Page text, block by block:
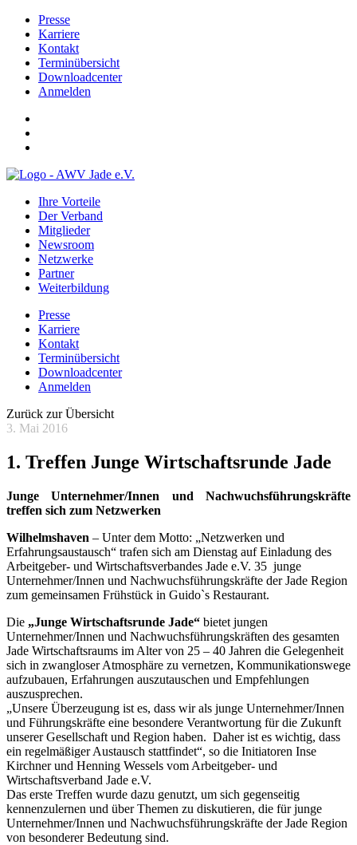
Presse
Karriere
Kontakt
Terminübersicht
Downloadcenter
Anmelden
Ihre Vorteile
Der Verband
Mitglieder
Newsroom
Netzwerke
Partner
Weiterbildung
Presse
Karriere
Kontakt
Terminübersicht
Downloadcenter
Anmelden
Zurück zur Übersicht
3. Mai 2016
1. Treffen Junge Wirtschaftsrunde Jade
Junge Unternehmer/Innen und Nachwuchsführungskräfte
treffen sich zum Netzwerken
Wilhelmshaven – Unter dem Motto: „Netzwerken und
Erfahrungsaustausch“ trafen sich am Dienstag auf Einladung des
Arbeitgeber- und Wirtschaftsverbandes Jade e.V. 35 junge
Unternehmer/Innen und Nachwuchsführungskräfte der Jade Region
zum gemeinsamen Frühstück in Guido`s Restaurant.
Die „Junge Wirtschaftsrunde Jade“ bietet jungen
Unternehmer/Innen und Nachwuchsführungskräften des gesamten
Jade Wirtschaftsraums im Alter von 25 – 40 Jahren die Gelegenheit
sich in zwangloser Atmosphäre zu vernetzen, Kommunikationswege
aufzubauen, Erfahrungen auszutauschen und Empfehlungen
auszusprechen.
„Unsere Überzeugung ist es, dass wir als junge Unternehmer/Innen
und Führungskräfte eine besondere Verantwortung für die Zukunft
unserer Gesellschaft und Region haben. Daher ist es wichtig, dass
ein regelmäßiger Austausch stattfindet“, so die Initiatoren Inse
Kirchner und Henning Wessels vom Arbeitgeber- und
Wirtschaftsverband Jade e.V.
Das erste Treffen wurde dazu genutzt, um sich gegenseitig
kennenzulernen und über Themen zu diskutieren, die für junge
Unternehmer/Innen und Nachwuchsführungskräfte der Jade Region
von besonderer Bedeutung sind.